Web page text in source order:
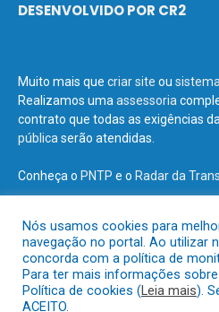
DESENVOLVIDO POR CR2
Muito mais que criar site ou
Realizamos uma assessoria
contrato que todas as exigências
pública serão atendidas.
Conheça o PNTP e o Radar da
Todos os direitos reservados a
Nós usamos cookies para
navegação no portal. Ao utilizar
concorda com a política de
Para ter mais informações
Política de cookies (Leia mais).
ACEITO.